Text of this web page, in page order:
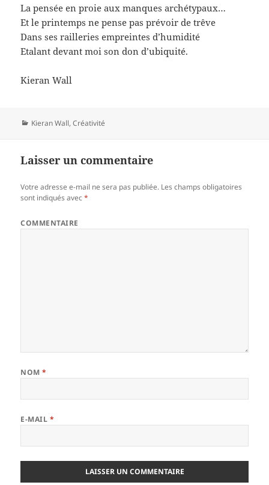
La pensée en proie aux manques archétypaux…
Et le printemps ne pense pas prévoir de trêve
Dans ses railleries empreintes d’humidité
Etalant devant moi son don d’ubiquité.
Kieran Wall
Catégories
Kieran Wall,Créativité
Laisser un commentaire
Votre adresse e-mail ne sera pas publiée. Les champs obligatoires
sont indiqués avec*
COMMENTAIRE
NOM*
E-MAIL *